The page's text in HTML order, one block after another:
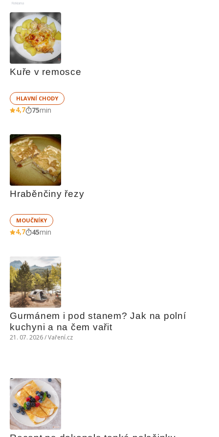
Reklama
Kuře v remosce
HLAVNÍ CHODY
4,7 75min
Hraběnčiny řezy
MOUČNÍKY
4,7 45min
Gurmánem i pod stanem? Jak na polní
kuchyni a na čem vařit
21. 07. 2026 / Vaření.cz